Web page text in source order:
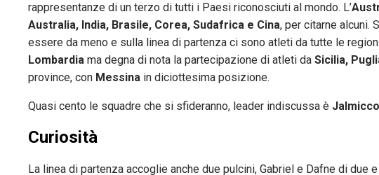
rappresentanze di un terzo di tutti i Paesi riconosciuti al mondo. L’
Australia, India, Brasile, Corea, Sudafrica e Cina, per citarne alcuni.
essere da meno e sulla linea di partenza ci sono atleti da tutte le
Lombardia ma degna di nota la partecipazione di atleti da Sicilia,
province, con Messina in diciottesima posizione.
Quasi cento le squadre che si sfideranno, leader indiscussa è
Curiosità
La linea di partenza accoglie anche due pulcini, Gabriel e Dafne di due